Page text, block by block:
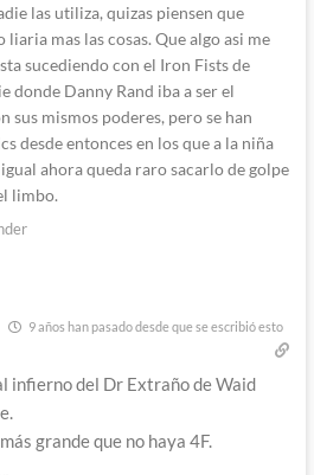
las utiliza, quizas piensen que
mas las cosas. Que algo asi me
sucediendo con el Iron Fists de
donde Danny Rand iba a ser el
sus mismos poderes, pero se han
desde entonces en los que a la niña
ahora queda raro sacarlo de golpe
limbo.
9 años han pasado desde que se escribió esto
infierno del Dr Extraño de Waid
grande que no haya 4F.